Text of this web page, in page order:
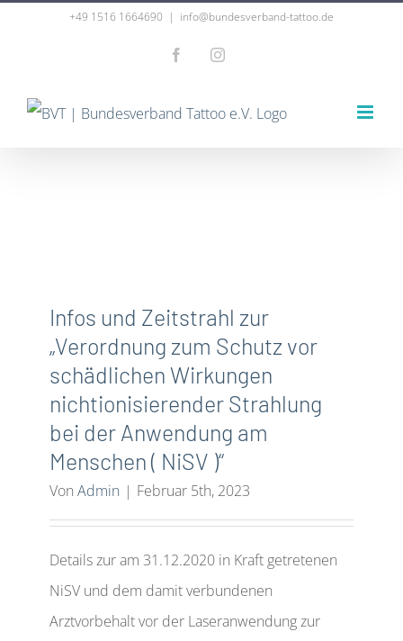
+49 1516 1664690 | info@bundesverband-tattoo.de
FacebookInstagram
Infos und Zeitstrahl zur
„Verordnung zum Schutz vor
schädlichen Wirkungen
nichtionisierender Strahlung
bei der Anwendung am
Menschen ( NiSV )“
Von Admin | Februar 5th, 2023
Details zur am 31.12.2020 in Kraft getretenen
NiSV und dem damit verbundenen
Arztvorbehalt vor der Laseranwendung zur